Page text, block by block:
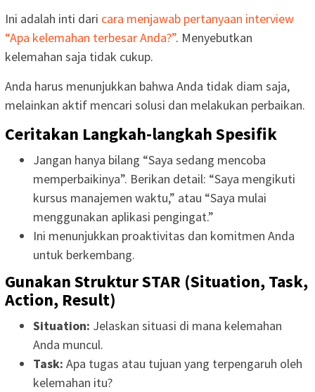
Ini adalah inti dari cara menjawab pertanyaan interview
“Apa kelemahan terbesar Anda?”. Menyebutkan
kelemahan saja tidak cukup.
Anda harus menunjukkan bahwa Anda tidak diam saja,
melainkan aktif mencari solusi dan melakukan perbaikan.
Ceritakan Langkah-langkah Spesifik
Jangan hanya bilang “Saya sedang mencoba
memperbaikinya”. Berikan detail: “Saya mengikuti
kursus manajemen waktu,” atau “Saya mulai
menggunakan aplikasi pengingat.”
Ini menunjukkan proaktivitas dan komitmen Anda
untuk berkembang.
Gunakan Struktur STAR (Situation, Task,
Action, Result)
Situation: Jelaskan situasi di mana kelemahan
Anda muncul.
Task: Apa tugas atau tujuan yang terpengaruh oleh
kelemahan itu?